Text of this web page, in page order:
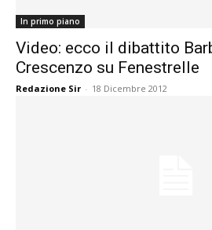
In primo piano
Video: ecco il dibattito
Crescenzo su Fenestrelle
Redazione Sir - 18 Dicembre 2012